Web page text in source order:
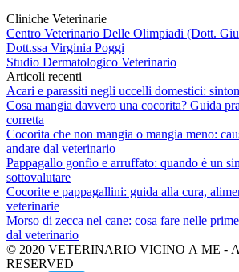
Cliniche Veterinarie
Centro Veterinario Delle Olimpiadi (Dott.
Dott.ssa Virginia Poggi
Studio Dermatologico Veterinario
Articoli recenti
Acari e parassiti negli uccelli domestici:
Cosa mangia davvero una cocorita? Guida
corretta
Cocorita che non mangia o mangia meno:
andare dal veterinario
Pappagallo gonfio e arruffato: quando è un
sottovalutare
Cocorite e pappagallini: guida alla cura,
veterinarie
Morso di zecca nel cane: cosa fare nelle
dal veterinario
© 2020 VETERINARIO VICINO A ME -
RESERVED